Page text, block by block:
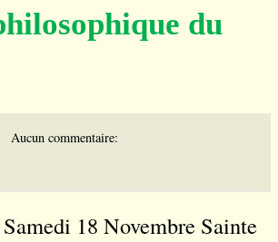
du
Aucun commentaire:
18 Novembre Sainte